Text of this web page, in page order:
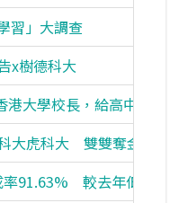
習」大調查
x樹德科大
港大學校長，給高中生的
大虎科大 雙雙奪金
率91.63% 較去年低